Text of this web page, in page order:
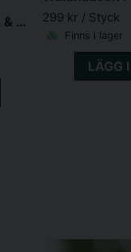
Shires FlyGuard Flughuva Öron & Nosfransar, Turkos 299 kr / Styck
Finns i lager
LÄGG